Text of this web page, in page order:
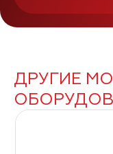
ДРУГИЕ